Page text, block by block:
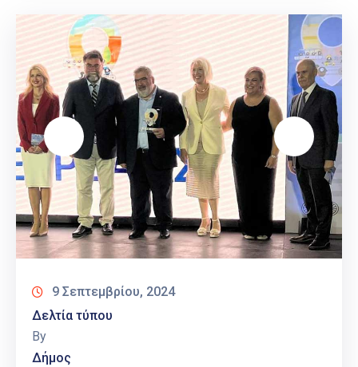
9 Σεπτεμβρίου, 2024
Δελτία τύπου
By
Δήμος